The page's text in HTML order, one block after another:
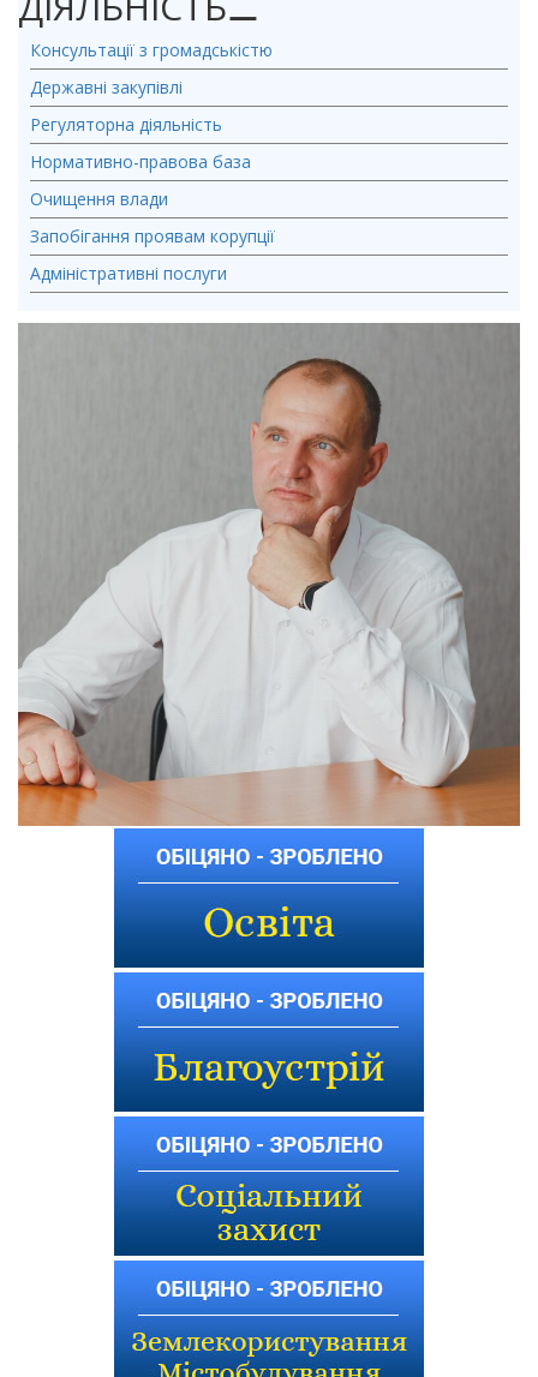
Консультації з громадськістю
Державні закупівлі
Регуляторна діяльність
Нормативно-правова база
Очищення влади
Запобігання проявам корупції
Адміністративні послуги